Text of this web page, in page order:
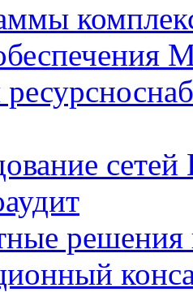
решения